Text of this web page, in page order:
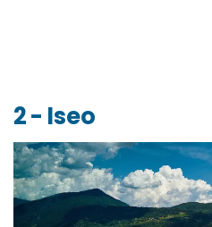
2 - Iseo